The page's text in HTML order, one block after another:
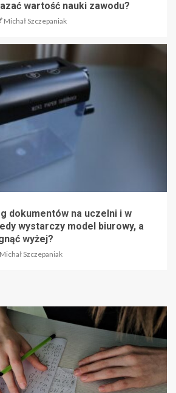
wartość nauki zawodu?
Michał Szczepaniak
dokumentów na uczelni i w
wystarczy model biurowy, a
wyżej?
Michał Szczepaniak